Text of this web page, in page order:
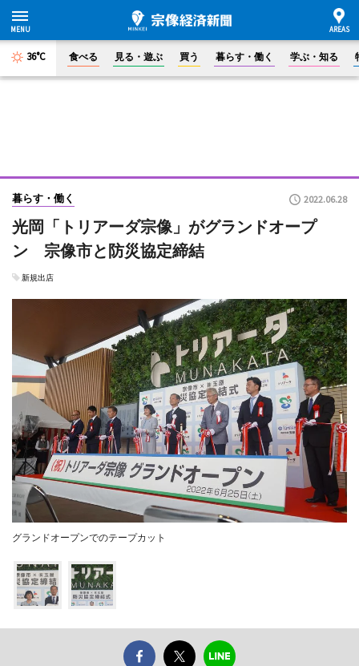
36°C 食べる 見る・遊ぶ 買う 暮らす・働く 学ぶ・知る
暮らす・働く 2022.06.28
光岡「トリアーダ宗像」がグランドオープ
ン 宗像市と防災協定締結
新規出店
グランドオープンでのテープカット